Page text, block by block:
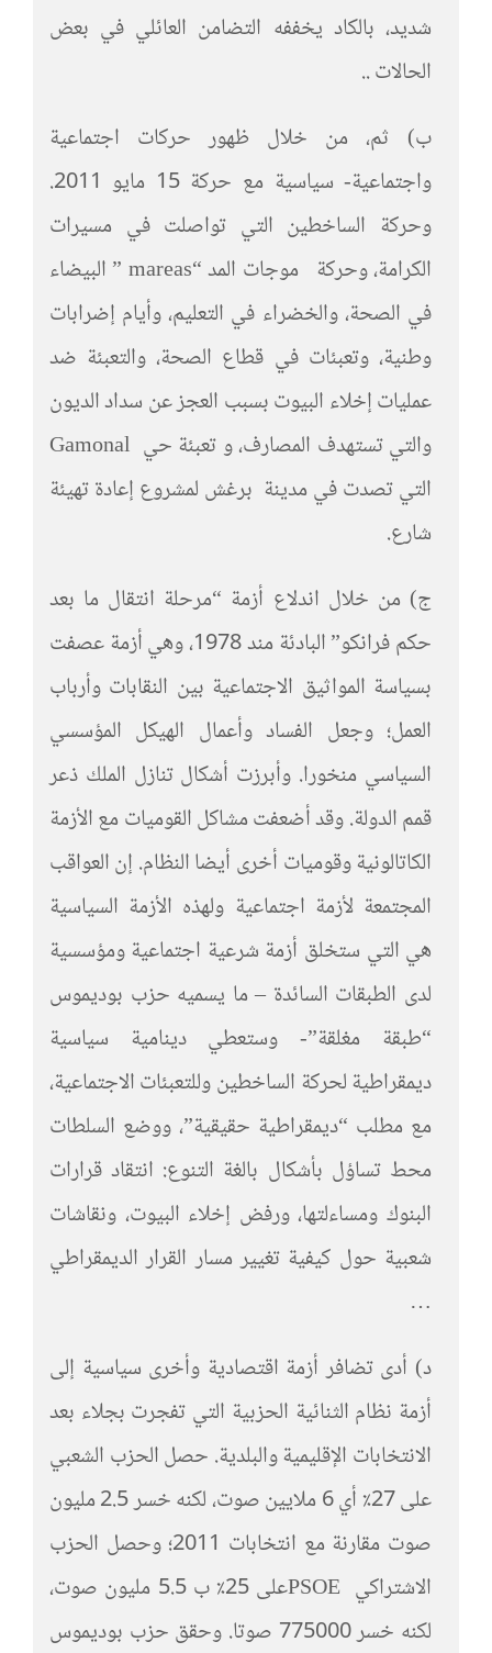
شديد، بالكاد يخففه التضامن العائلي في بعض
الحالات ..
ب) ثم، من خلال ظهور حركات اجتماعية
واجتماعية- سياسية مع حركة 15 مايو 2011.
وحركة الساخطين التي تواصلت في مسيرات
الكرامة، وحركة موجات المد “mareas ” البيضاء
في الصحة، والخضراء في التعليم، وأيام إضرابات
وطنية، وتعبئات في قطاع الصحة، والتعبئة ضد
عمليات إخلاء البيوت بسبب العجز عن سداد الديون
والتي تستهدف المصارف، و تعبئة حي Gamonal
التي تصدت في مدينة برغش لمشروع إعادة تهيئة
شارع.
ج) من خلال اندلاع أزمة “مرحلة انتقال ما بعد
حكم فرانكو” البادئة مند 1978، وهي أزمة عصفت
بسياسة المواثيق الاجتماعية بين النقابات وأرباب
العمل؛ وجعل الفساد وأعمال الهيكل المؤسسي
السياسي منخورا. وأبرزت أشكال تنازل الملك ذعر
قمم الدولة. وقد أضعفت مشاكل القوميات مع الأزمة
الكاتالونية وقوميات أخرى أيضا النظام. إن العواقب
المجتمعة لأزمة اجتماعية ولهذه الأزمة السياسية
هي التي ستخلق أزمة شرعية اجتماعية ومؤسسية
لدى الطبقات السائدة – ما يسميه حزب بوديموس
“طبقة مغلقة”- وستعطي دينامية سياسية
ديمقراطية لحركة الساخطين وللتعبئات الاجتماعية،
مع مطلب “ديمقراطية حقيقية”، ووضع السلطات
محط تساؤل بأشكال بالغة التنوع: انتقاد قرارات
البنوك ومساءلتها، ورفض إخلاء البيوت، ونقاشات
شعبية حول كيفية تغيير مسار القرار الديمقراطي
…
د) أدى تضافر أزمة اقتصادية وأخرى سياسية إلى
أزمة نظام الثنائية الحزبية التي تفجرت بجلاء بعد
الانتخابات الإقليمية والبلدية. حصل الحزب الشعبي
على 27٪ أي 6 ملايين صوت، لكنه خسر 2.5 مليون
صوت مقارنة مع انتخابات 2011؛ وحصل الحزب
الاشتراكي PSOEعلى 25٪ ب 5.5 مليون صوت،
لكنه خسر 775000 صوتا. وحقق حزب بوديموس